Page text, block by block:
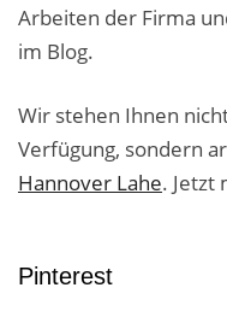
Arbeiten der Firma
im Blog.
Wir stehen Ihnen
Verfügung, sondern
Hannover Lahe. Jetzt
Pinterest